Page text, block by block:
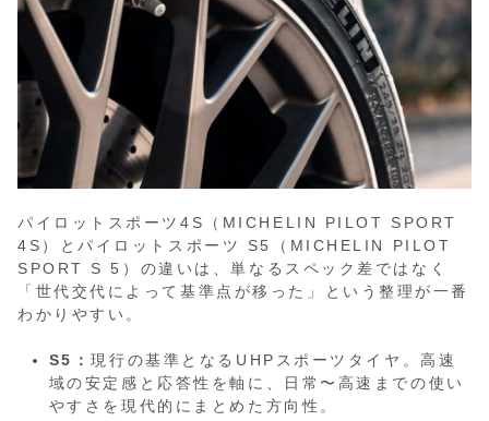
パイロットスポーツ4S（MICHELIN PILOT SPORT
4S）とパイロットスポーツ S5（MICHELIN PILOT
SPORT S 5）の違いは、単なるスペック差ではなく
「世代交代によって基準点が移った」という整理が一番
わかりやすい。
S5：現行の基準となるUHPスポーツタイヤ。高速
域の安定感と応答性を軸に、日常〜高速までの使い
やすさを現代的にまとめた方向性。